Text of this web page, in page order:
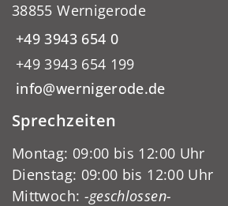
38855 Wernigerode
+49 3943 654 0
+49 3943 654 199
info@wernigerode.de
Sprechzeiten
Montag: 09:00 bis 12:00 Uhr
Dienstag: 09:00 bis 12:00 Uhr
Mittwoch: -geschlossen-